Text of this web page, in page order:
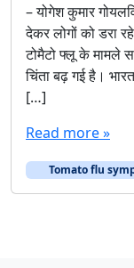
– योगेश कुमार
देकर लोगों को डरा
टोमैटो फ्लू के मामले
चिंता बढ़ गई है।
[…]
Read more »
Tomato flu